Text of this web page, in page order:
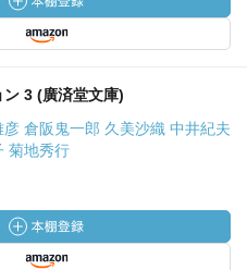
3 (廣済堂文庫)
倉阪鬼一郎 久美沙織 中井紀夫
菊地秀行